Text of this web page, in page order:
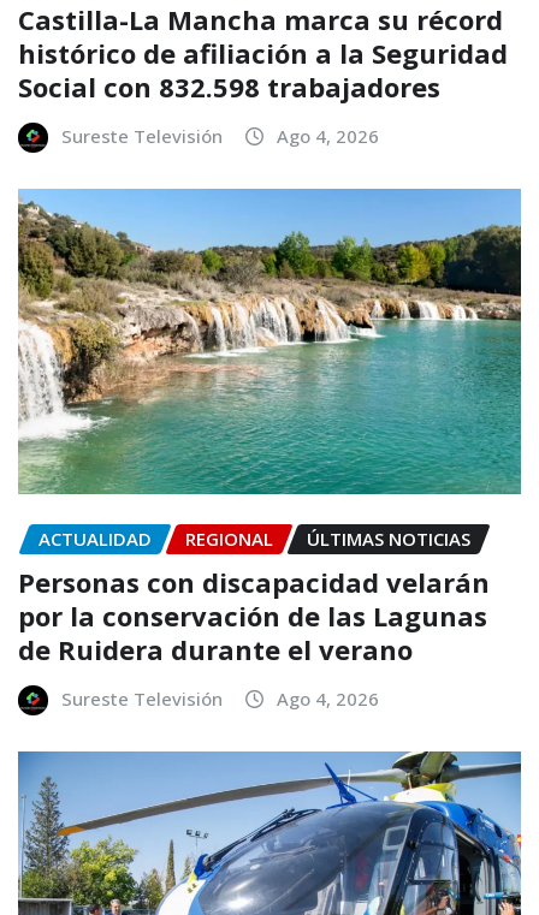
Castilla-La Mancha marca su récord
histórico de afiliación a la Seguridad
Social con 832.598 trabajadores
Sureste Televisión Ago 4, 2026
ACTUALIDAD REGIONAL ÚLTIMAS NOTICIAS
Personas con discapacidad velarán
por la conservación de las Lagunas
de Ruidera durante el verano
Sureste Televisión Ago 4, 2026